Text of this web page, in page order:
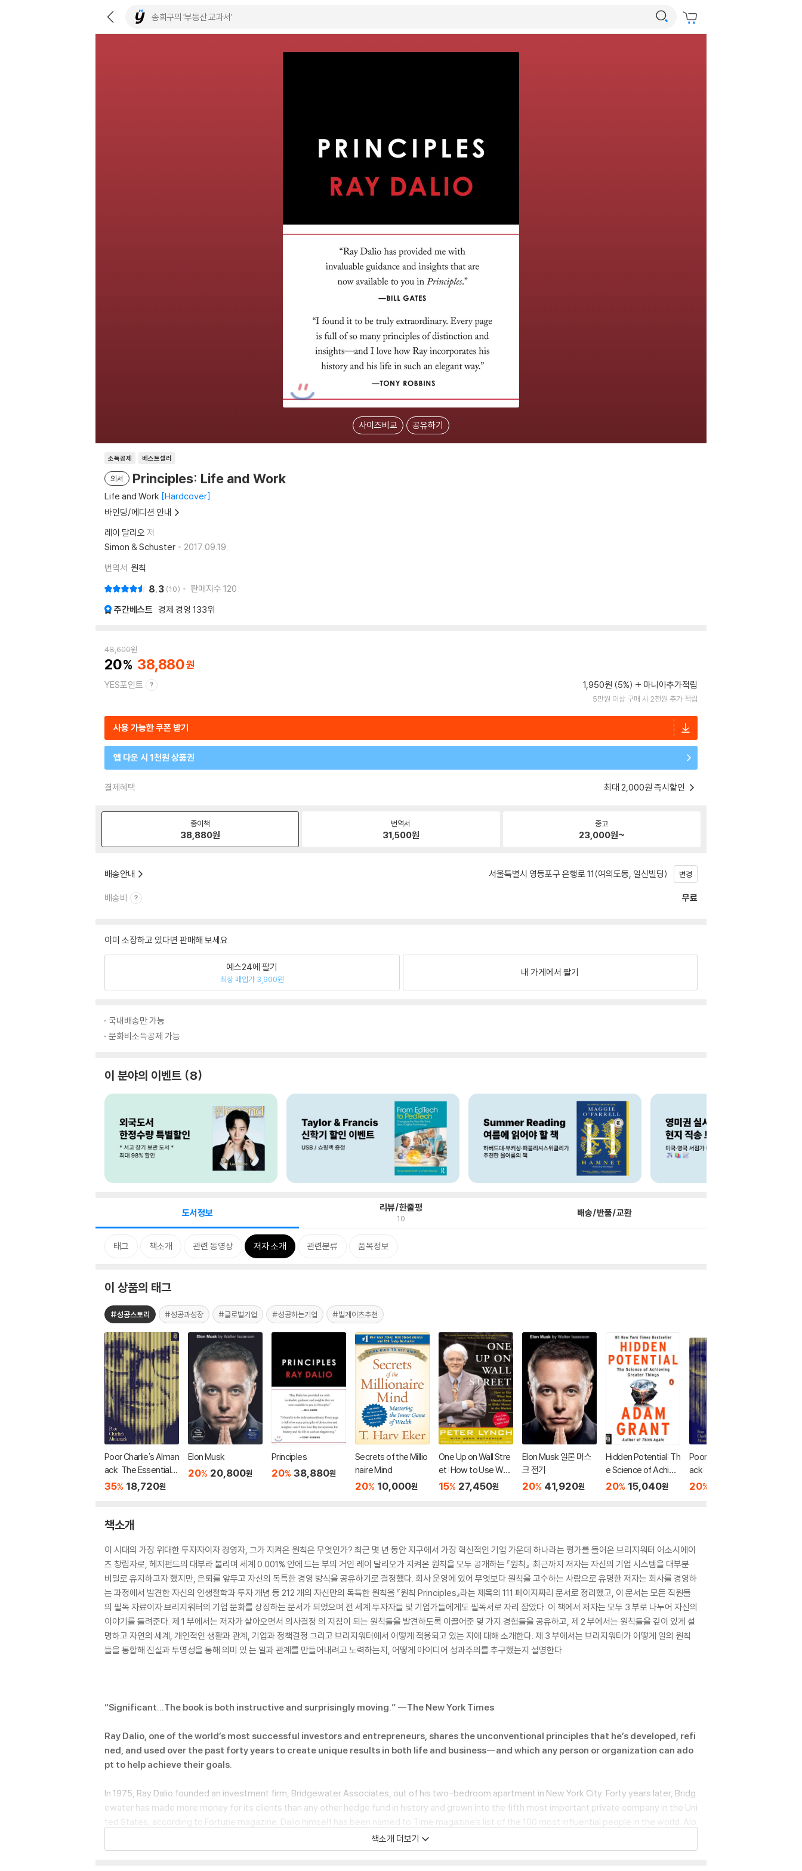
사이즈비교 공유하기
소득공제 베스트셀러
외서 Principles: Life and Work
Life and Work Hardcover
바인딩/에디션 안내
레이 달리오 저
Simon & Schuster
2017.09.19.
번역서 원칙
8.3 10 판매지수 120
주간베스트 경제 경영 133위
48,600원
20 38,880
YES포인트 1,950원 (5%) 마니아추가적립
5만원 이상 구매 시 2천원 추가 적립
사용 가능한 쿠폰 받기
앱 다운 시 1천원 상품권
결제혜택 최대 2,000원 즉시할인
종이책
38,880원
번역서
31,500원
중고
23,000원~
배송안내 서울특별시 영등포구 은행로 11(여의도동, 일신빌딩) 변경
배송비 무료
이미 소장하고 있다면 판매해 보세요.
예스24에 팔기
최상 매입가 3,900원
내 가게에서 팔기
국내배송만 가능
문화비소득공제 가능
이 분야의 이벤트 8
도서정보 리뷰/한줄평
10 배송/반품/교환
태그 책소개 관련 동영상 저자 소개 관련분류 품목정보
이 상품의 태그
#성공스토리 #성공과성장 #글로벌기업 #성공하는기업 #빌게이츠추천
Poor Charlie's Alman
ack: The Essential
Wit and Wisdom of
35% 18,720원
Elon Musk
20% 20,800원
Principles
20% 38,880원
Secrets of the Millio
naire Mind
20% 10,000원
One Up on Wall Stre
et: How to Use Wha
t You Already Know
15% 27,450원
Elon Musk 일론 머스
크 전기
20% 41,920원
Hidden Potential: Th
e Science of Achievi
ng Greater Things
20% 15,040원
Poor Charlie's Alman
ack: The Essential
Wit and Wisdom of
20%
책소개
이 시대의 가장 위대한 투자자이자 경영자, 그가 지켜온 원칙은 무엇인가? 최근 몇 년 동안 지구에서 가장 혁신적인 기업 가운데 하나라는 평가를 들어온 브리지워터 어소시에이
츠 창립자로, 헤지펀드의 대부라 불리며 세계 0.001% 안에 드는 부의 거인 레이 달리오가 지켜온 원칙을 모두 공개하는 『원칙』. 최근까지 저자는 자신의 기업 시스템을 대부분
비밀로 유지하고자 했지만, 은퇴를 앞두고 자신의 독특한 경영 방식을 공유하기로 결정했다. 회사 운영에 있어 무엇보다 원칙을 고수하는 사람으로 유명한 저자는 회사를 경영하
는 과정에서 발견한 자신의 인생철학과 투자 개념 등 212 개의 자신만의 독특한 원칙을 『원칙 Principles』라는 제목의 111 페이지짜리 문서로 정리했고, 이 문서는 모든 직원들
의 필독 자료이자 브리지워터의 기업 문화를 상징하는 문서가 되었으며 전 세계 투자자들 및 기업가들에게도 필독서로 자리 잡았다. 이 책에서 저자는 모두 3 부로 나누어 자신의
이야기를 들려준다. 제 1 부에서는 저자가 살아오면서 의사결정 의 지침이 되는 원칙들을 발견하도록 이끌어준 몇 가지 경험들을 공유하고, 제 2 부에서는 원칙들을 깊이 있게 설
명하고 자연의 세계, 개인적인 생활과 관계, 기업과 정책결정 그리고 브리지워터에서 어떻게 적용되고 있는 지에 대해 소개한다. 제 3 부에서는 브리지워터가 어떻게 일의 원칙
들을 통합해 진실과 투명성을 통해 의미 있 는 일과 관계를 만들어내려고 노력하는지, 어떻게 아이디어 성과주의를 추구했는지 설명한다.
“Significant...The book is both instructive and surprisingly moving.” --The New York Times
Ray Dalio, one of the world’s most successful investors and entrepreneurs, shares the unconventional principles that he’s developed, refi
ned, and used over the past forty years to create unique results in both life and business--and which any person or organization can ado
pt to help achieve their goals.
In 1975, Ray Dalio founded an investment firm, Bridgewater Associates, out of his two-bedroom apartment in New York City. Forty years later, Bridg
ewater has made more money for its clients than any other hedge fund in history and grown into the fifth most important private company in the Uni
ted States, according to Fortune magazine. Dalio himself has been named to Time magazine’s list of the 100 most influential people in the world. Alo
ng the way, Dalio discovered a set of unique principles that have led to Bridgewater’s exceptionally effective culture, which he describes as “an ide
a meritocracy that strives to achieve meaningful work and meaningful relationships through radical transparency.” It is these principles, and not anyt
책소개 더보기